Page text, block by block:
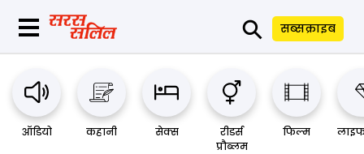
⚲ सब्सक्राइब
ऑडियो कहानी सेक्स
रीडर्स
प्रौब्लम
फिल्म